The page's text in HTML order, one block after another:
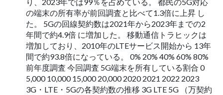
の端末の所有率が前回調査と比べて1.3倍に上昇 し
た。 5Gの回線契約数は2021年から2023年までの2
年間で約4.9倍 に増加した。 移動通信トラヒックは
増加しており、2010年のLTEサービス開始から 13年
間で約93.8倍になっている。 0% 20% 40% 60% 80%
前年度調査 今回調査 5G端末を所有している割合 0
5,000 10,000 15,000 20,000 2020 2021 2022 2023
3G・LTE・5Gの各契約数の推移 3G LTE 5G （万契約